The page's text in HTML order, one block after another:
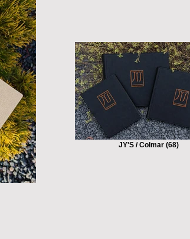
JY'S / Colmar (68)